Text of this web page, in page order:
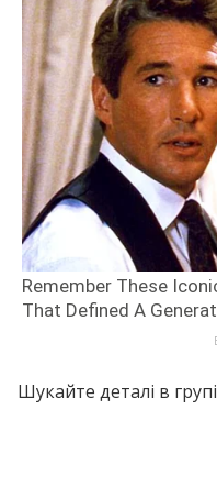
Шукайте деталі в групі